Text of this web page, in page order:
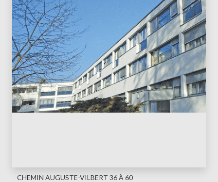
CHEMIN AUGUSTE-VILBERT 36 À 60